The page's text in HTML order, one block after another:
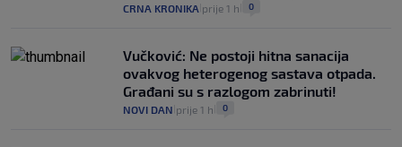
CRNA KRONIKA prije 1 h 0
Vučković: Ne postoji hitna sanacija
ovakvog heterogenog sastava otpada.
Građani su s razlogom zabrinuti!
NOVI DAN prije 1 h 0